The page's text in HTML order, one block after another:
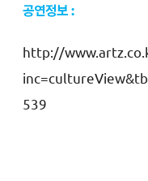
공연정보 :
http://
539